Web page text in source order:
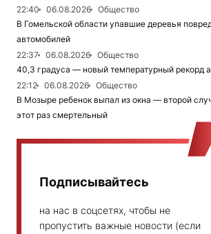
22:40 06.08.2026
Общество
В Гомельской области упавшие деревья
автомобилей
22:37
06.08.2026
Общество
40,3 градуса — новый температурный рекорд
22:12
06.08.2026
Общество
В Мозыре ребенок выпал из окна — второй
этот раз смертельный
Подписывайтесь
на нас в соцсетях, чтобы не
пропустить важные новости (если